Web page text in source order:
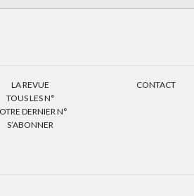
LA REVUE
TOUS LES N°
DERNIER N°
S’ABONNER
CONTACT